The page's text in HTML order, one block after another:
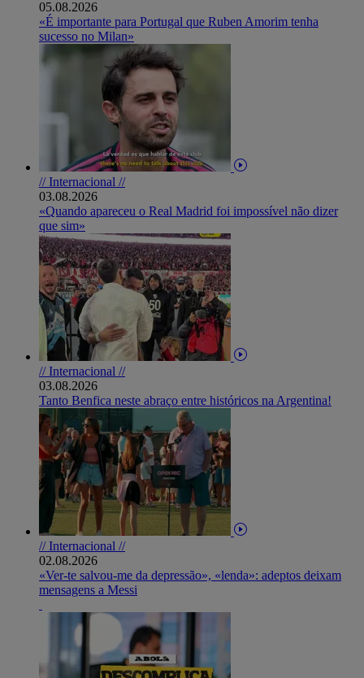
05.08.2026
«É importante para Portugal que Ruben Amorim tenha
sucesso no Milan»
// Internacional //
03.08.2026
«Quando apareceu o Real Madrid foi impossível não dizer
que sim»
// Internacional //
03.08.2026
Tanto Benfica neste abraço entre históricos na Argentina!
// Internacional //
02.08.2026
«Ver-te salvou-me da depressão», «lenda»: adeptos deixam
mensagens a Messi